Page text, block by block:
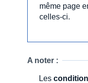
même page
celles-ci.
A noter :
Les